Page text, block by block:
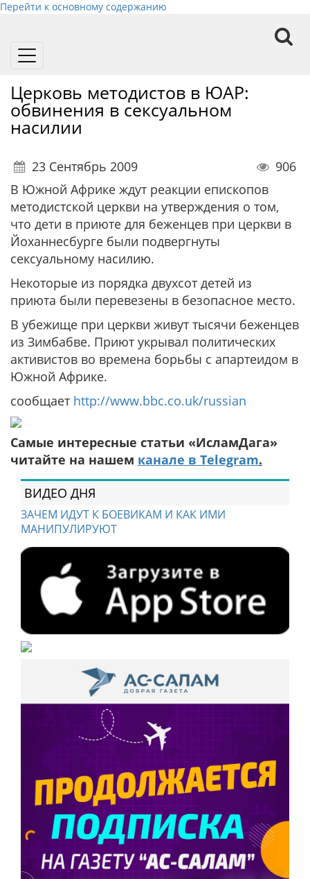
Перейти к основному содержанию
Toggle
Церковь методистов в ЮАР:
обвинения в сексуальном
насилии
23 Сентябрь 2009
906
В Южной Африке ждут реакции епископов
методистской церкви на утверждения о том,
что дети в приюте для беженцев при церкви в
Йоханнесбурге были подвергнуты
сексуальному насилию.
Некоторые из порядка двухсот детей из
приюта были перевезены в безопасное место.
В убежище при церкви живут тысячи беженцев
из Зимбабве. Приют укрывал политических
активистов во времена борьбы с апартеидом в
Южной Африке.
сообщает http://www.bbc.co.uk/russian
Самые интересные статьи «ИсламДага»
читайте на нашем канале в Telegram.
ВИДЕО ДНЯ
ЗАЧЕМ ИДУТ К БОЕВИКАМ И КАК ИМИ
МАНИПУЛИРУЮТ